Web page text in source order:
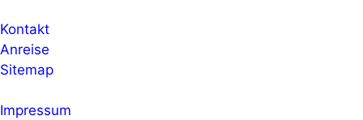
Kontakt
Anreise
Sitemap
Impressum